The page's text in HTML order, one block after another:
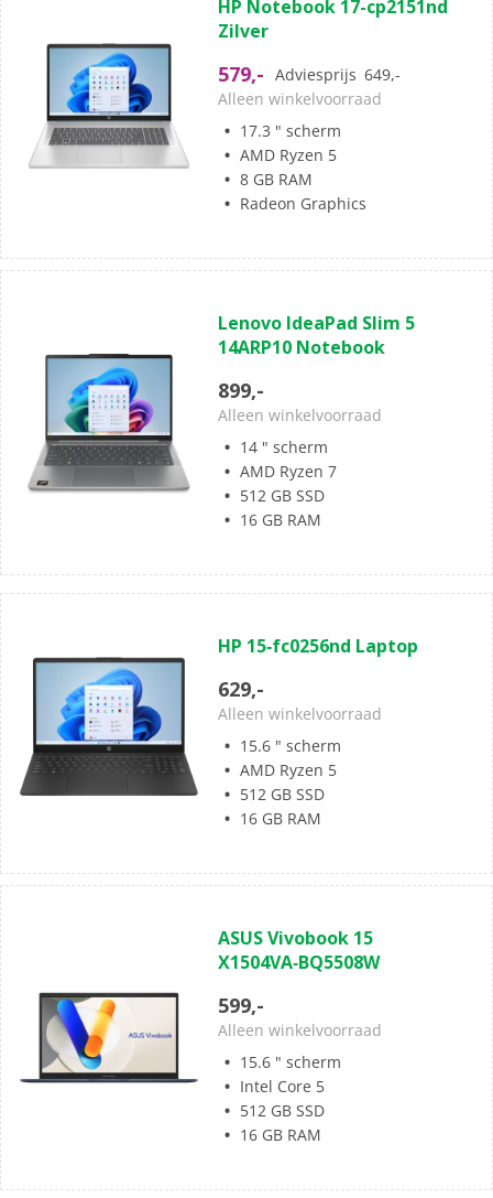
van
de
sterren.
HP Notebook 17-cp2151nd
Zilver
579,- Adviesprijs 649,-
Alleen winkelvoorraad
17.3 " scherm
AMD Ryzen 5
8 GB RAM
Radeon Graphics
van
de
sterren.
Lenovo IdeaPad Slim 5
14ARP10 Notebook
899,-
Alleen winkelvoorraad
14 " scherm
AMD Ryzen 7
512 GB SSD
16 GB RAM
van
5
sterren.
HP 15‑fc0256nd Laptop
629,-
Alleen winkelvoorraad
15.6 " scherm
AMD Ryzen 5
512 GB SSD
16 GB RAM
van
de
sterren.
1
beoordeling
ASUS Vivobook 15
X1504VA‑BQ5508W
599,-
Alleen winkelvoorraad
15.6 " scherm
Intel Core 5
512 GB SSD
16 GB RAM